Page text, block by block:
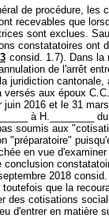
de procédure, les
recevables que
sont exclues.
constatatoires ont
consid. 1.7). Dans la
de l'arrêt
juridiction
aux époux
juin 2016 et le 31
à H.________
soumis aux
"préparatoire"
en vue
conclusion
2018
que la
des cotisations
d'entrer en matière